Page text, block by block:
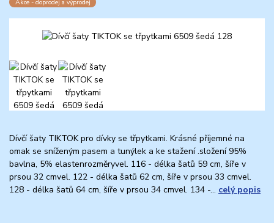
Akce - doprodej a výprodej
Dívčí šaty TIKTOK pro dívky se třpytkami. Krásné příjemné na
omak se sníženým pasem a tunýlek a ke stažení .složení 95%
bavlna, 5% elastenrozměryvel. 116 - délka šatů 59 cm, šíře v
prsou 32 cmvel. 122 - délka šatů 62 cm, šíře v prsou 33 cmvel.
128 - délka šatů 64 cm, šíře v prsou 34 cmvel. 134 -... celý popis